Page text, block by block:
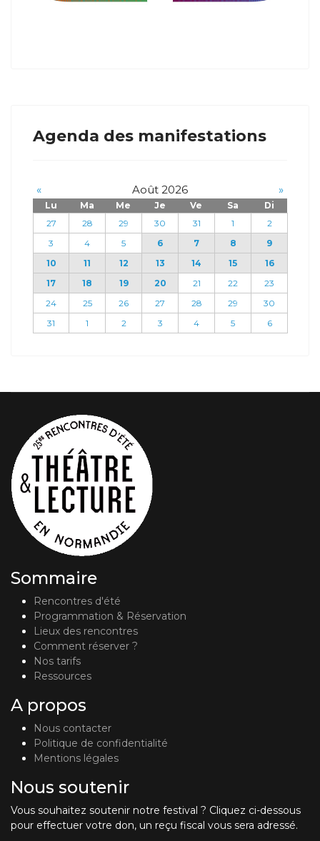
Agenda des manifestations
« Août 2026 »
Lu Ma Me Je Ve Sa
Di
27
28 29 30 31 1
2
3
4 5 6 7 8
9
10
11 12 13 14 15
16
17
18 19 20 21 22
23
24
25 26 27 28 29
30
31
1 2 3 4 5 6
Sommaire
Rencontres d'été
Programmation & Réservation
Lieux des rencontres
Comment réserver ?
Nos tarifs
Ressources
A propos
Nous contacter
Politique de confidentialité
Mentions légales
Nous soutenir
Vous souhaitez soutenir notre festival ? Cliquez ci-dessous
pour effectuer votre don, un reçu fiscal vous sera adressé.